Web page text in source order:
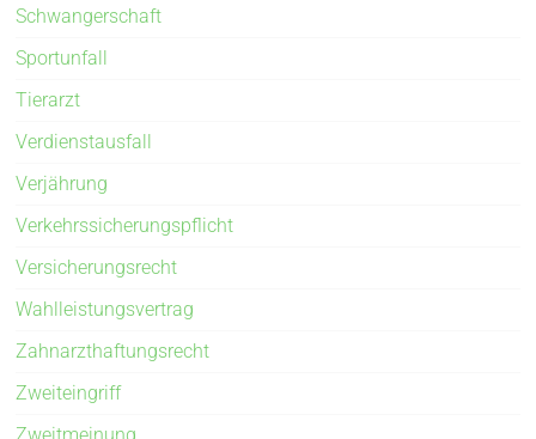
Schwangerschaft
Sportunfall
Tierarzt
Verdienstausfall
Verjährung
Verkehrssicherungspflicht
Versicherungsrecht
Wahlleistungsvertrag
Zahnarzthaftungsrecht
Zweiteingriff
Zweitmeinung